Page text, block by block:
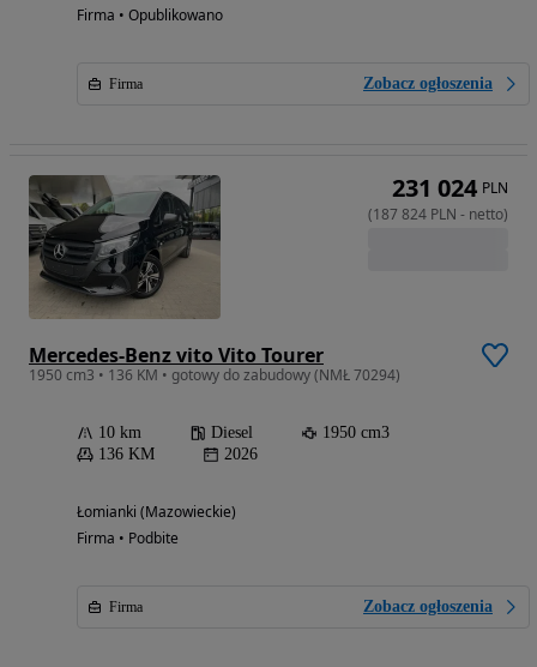
Firma • Opublikowano
Firma Zobacz ogłoszenia
Mercedes-Benz vito Vito Tourer
1950 cm3 • 136 KM • gotowy do zabudowy (NMŁ 70294)
10 km Diesel
1950 cm3
136 KM
2026
Łomianki (Mazowieckie)
Firma • Podbite
Firma Zobacz ogłoszenia
231 024 PLN
(187 824 PLN - netto)